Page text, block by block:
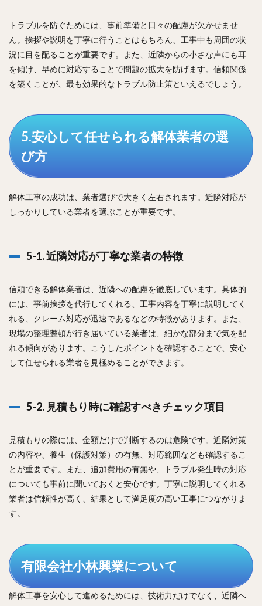
トラブルを防ぐためには、事前準備と日々の配慮が欠かせませ
ん。挨拶や説明を丁寧に行うことはもちろん、工事中も周囲の状
況に目を配ることが重要です。また、近隣からの小さな声にも耳
を傾け、早めに対応することで問題の拡大を防げます。信頼関係
を築くことが、最も効果的なトラブル防止策といえるでしょう。
5.安心して任せられる解体業者の選
び方
解体工事の成功は、業者選びで大きく左右されます。近隣対応が
しっかりしている業者を選ぶことが重要です。
5-1. 近隣対応が丁寧な業者の特徴
信頼できる解体業者は、近隣への配慮を徹底しています。具体的
には、事前挨拶を代行してくれる、工事内容を丁寧に説明してく
れる、クレーム対応が迅速であるなどの特徴があります。また、
現場の整理整頓が行き届いている業者は、細かな部分まで気を配
れる傾向があります。こうしたポイントを確認することで、安心
して任せられる業者を見極めることができます。
5-2. 見積もり時に確認すべきチェック項目
見積もりの際には、金額だけで判断するのは危険です。近隣対策
の内容や、養生（保護対策）の有無、対応範囲なども確認するこ
とが重要です。また、追加費用の有無や、トラブル発生時の対応
についても事前に聞いておくと安心です。丁寧に説明してくれる
業者は信頼性が高く、結果として満足度の高い工事につながりま
す。
有限会社小林興業について
解体工事を安心して進めるためには、技術力だけでなく、近隣へ